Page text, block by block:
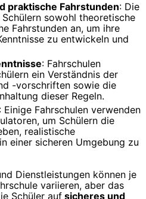
praktische Fahrstunden: Die
sowohl theoretische
Fahrstunden an, um ihre
zu entwickeln und
: Fahrschulen
ein Verständnis der
-vorschriften sowie die
dieser Regeln.
: Einige Fahrschulen verwenden
um Schülern die
realistische
einer sicheren Umgebung zu
Dienstleistungen können je
variieren, aber das
Schüler auf sicheres und